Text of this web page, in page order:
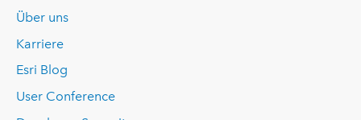
Über uns
Karriere
Esri Blog
User Conference